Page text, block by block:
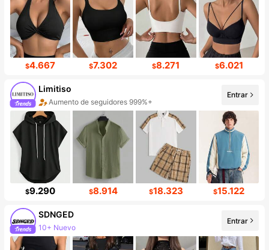
$4.667 $7.302 $8.271 $6.021
Limitiso
Aumento de seguidores 999%+
Aumento de ventas del 999%+
Entrar
$9.290 $8.914 $18.323 $15.122
SDNGED
10+ Nuevo
Entrar